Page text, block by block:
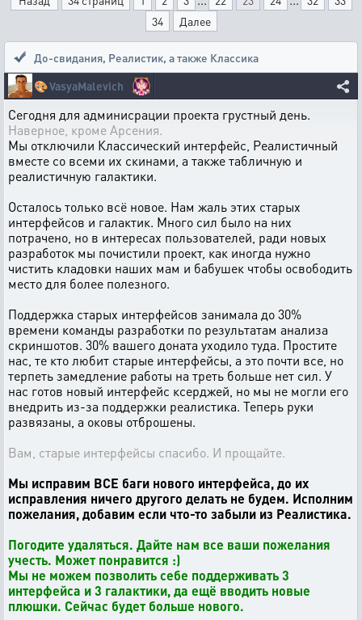
34
Далее
До-свидания, Реалистик, а также Классика
🎨VasyaMalevich
Сегодня для админисрации проекта грустный день.
Наверное, кроме Арсения.
Мы отключили Классический интерфейс, Реалистичный
вместе со всеми их скинами, а также табличную и
реалистичную галактики.
Осталось только всё новое. Нам жаль этих старых
интерфейсов и галактик. Много сил было на них
потрачено, но в интересах пользователей, ради новых
разработок мы почистили проект, как иногда нужно
чистить кладовки наших мам и бабушек чтобы освободить
место для более полезного.
Поддержка старых интерфейсов занимала до 30%
времени команды разработки по результатам анализа
скриншотов. 30% вашего доната уходило туда. Простите
нас, те кто любит старые интерфейсы, а это почти все, но
терпеть замедление работы на треть больше нет сил. У
нас готов новый интерфейс ксерджей, но мы не могли его
внедрить из-за поддержки реалистика. Теперь руки
развязаны, а оковы отброшены.
Вам, старые интерфейсы спасибо. И прощайте.
Мы исправим ВСЕ баги нового интерфейса, до их
исправления ничего другого делать не будем. Исполним
пожелания, добавим если что-то забыли из Реалистика.
Погодите удаляться. Дайте нам все ваши пожелания
учесть. Может понравится :)
Мы не можем позволить себе поддерживать 3
интерфейса и 3 галактики, да ещё вводить новые
плюшки. Сейчас будет больше нового.